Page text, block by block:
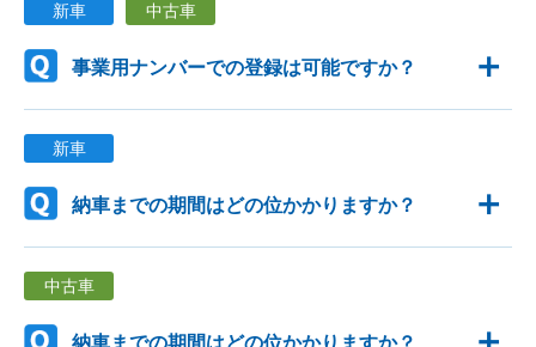
新車 中古車
事業用ナンバーでの登録は可能ですか？
新車
納車までの期間はどの位かかりますか？
中古車
納車までの期間はどの位かかりますか？